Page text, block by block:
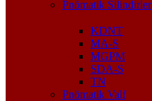
Pnömatik Silindirler
KDNT
MA-S
MGPM
SDA-S
TN
Pnömatik Valf